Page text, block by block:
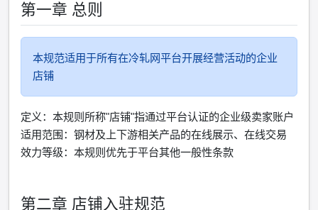
第一章 总则
本规范适用于所有在冷轧网平台开展经营活动的企业
店铺
定义：本规则所称"店铺"指通过平台认证的企业级卖家账户
适用范围：钢材及上下游相关产品的在线展示、在线交易
效力等级：本规则优先于平台其他一般性条款
第二章 店铺入驻规范